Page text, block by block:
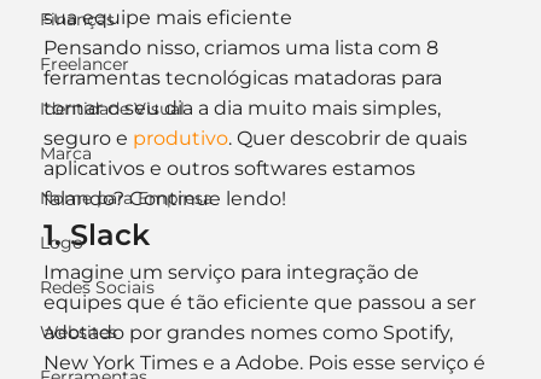
Finanças
Freelancer
Identidade Visual
Marca
Nome para Empresa
Logo
Redes Sociais
Websites
sua equipe mais eficiente
Pensando nisso, criamos uma lista com 8
ferramentas tecnológicas matadoras para
tornar o seu dia a dia muito mais simples,
seguro e produtivo. Quer descobrir de quais
aplicativos e outros softwares estamos
falando? Continue lendo!
1. Slack
Imagine um serviço para integração de
equipes que é tão eficiente que passou a ser
adotado por grandes nomes como Spotify,
New York Times e a Adobe. Pois esse serviço é